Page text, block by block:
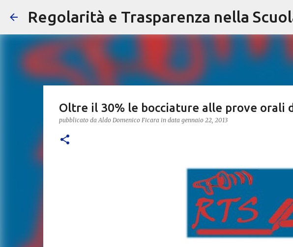
Regolarità e Trasparenza nella
Oltre il 30% le bocciature alle prove orali
pubblicato daAldo Domenico Ficara in data gennaio 22, 2013